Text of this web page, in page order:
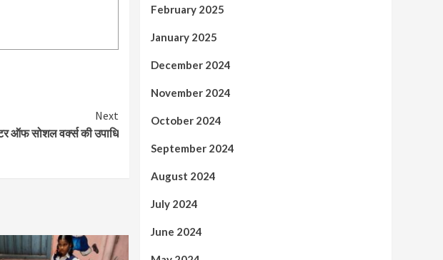
Next
ऑफ सोशल वर्क्स की उपाधि
February 2025
January 2025
December 2024
November 2024
October 2024
September 2024
August 2024
July 2024
June 2024